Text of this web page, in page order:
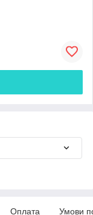
Оплата Умови